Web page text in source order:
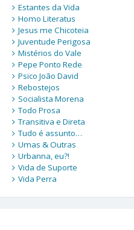
Estantes da Vida
Homo Literatus
Jesus me Chicoteia
Juventude Perigosa
Mistérios do Vale
Pepe Ponto Rede
Psico João David
Rebostejos
Socialista Morena
Todo Prosa
Transitiva e Direta
Tudo é assunto…
Umas & Outras
Urbanna, eu?!
Vida de Suporte
Vida Perra